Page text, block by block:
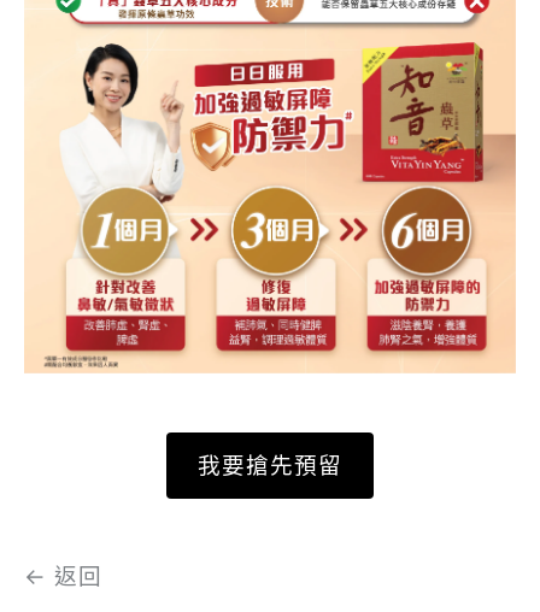
我要搶先預留​
← 返回